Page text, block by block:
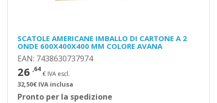
SCATOLE AMERICANE IMBALLO DI CARTONE A 2
ONDE 600X400X400 MM COLORE AVANA
EAN: 7438630737974
26 ,64
€ IVA escl.
32,50€ IVA inclusa
Pronto per la spedizione